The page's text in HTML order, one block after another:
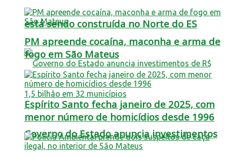
está sendo construída no Norte do ES
Governo do Estado anuncia investimentos
PM apreende cocaína, maconha e arma de
fogo em São Mateus
Espírito Santo fecha janeiro de 2025, com
menor número de homicídios desde 1996